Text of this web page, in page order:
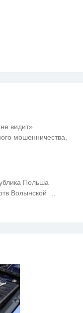
видит»
мошенничества,
Польша
Волынской